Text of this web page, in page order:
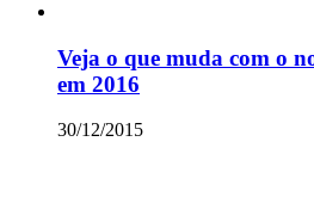
Veja o que muda com o
em 2016
30/12/2015